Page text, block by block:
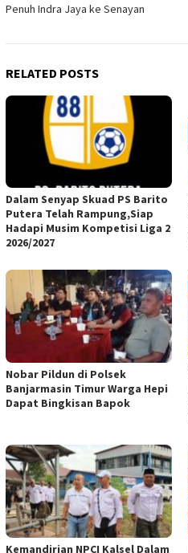
Penuh Indra Jaya ke Senayan
RELATED POSTS
Dalam Senyap Skuad PS Barito
Putera Telah Rampung,Siap
Hadapi Musim Kompetisi Liga 2
2026/2027
Nobar Pildun di Polsek
Banjarmasin Timur Warga Hepi
Dapat Bingkisan Bapok
Kemandirian NPCI Kalsel Dalam